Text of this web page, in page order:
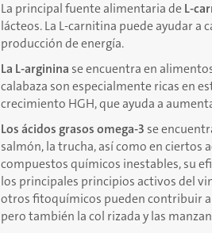
La principal fuente alimentaria de L-
lácteos. La L-carnitina puede ayudar a
producción de energía.
La L-arginina se encuentra en
calabaza son especialmente ricas en
crecimiento HGH, que ayuda a
Los ácidos grasos omega-3 se
salmón, la trucha, así como en ciertos
compuestos químicos inestables, su
los principales principios activos del
otros fitoquímicos pueden contribuir a
pero también la col rizada y las